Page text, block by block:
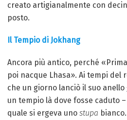
creato artigianalmente con
posto.
Il Tempio di Jokhang
Ancora più antico, perché
poi nacque Lhasa». Ai tempi del
che un giorno lanciò il suo
un tempio là dove fosse caduto
quale si ergeva uno stupa